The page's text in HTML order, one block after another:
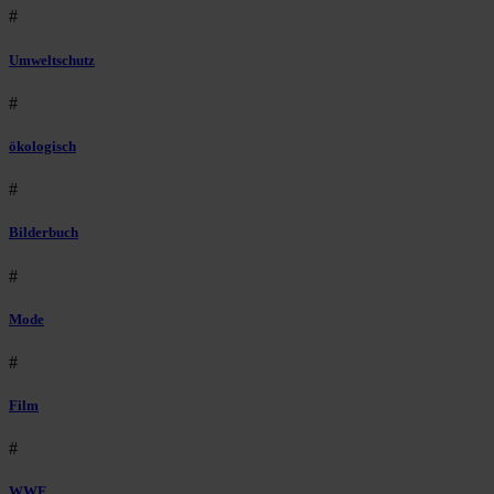
#
Umweltschutz
#
ökologisch
#
Bilderbuch
#
Mode
#
Film
#